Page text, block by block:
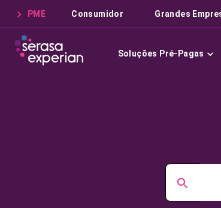
PME Consumidor Grandes
Soluções Pré-Pagas